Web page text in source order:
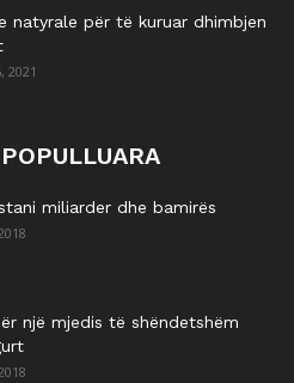
natyrale për të kuruar dhimbjen
2021
miliarder dhe bamirës
një mjedis të shëndetshëm